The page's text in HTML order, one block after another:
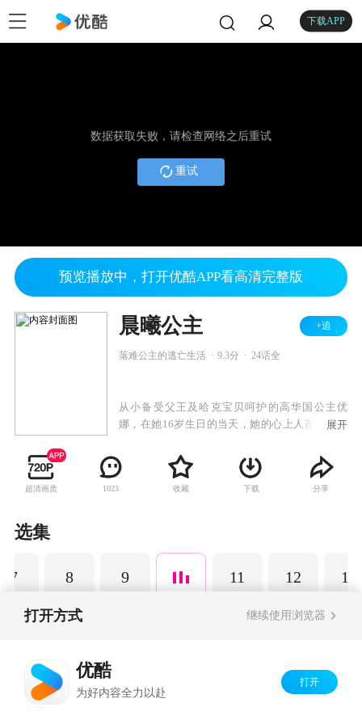
下载APP
数据获取失败，请检查网络之后重试
重试
预览播放中，打开优酷APP看高清完整版
晨曦公主 +追
落难公主的逃亡生活 9.3分 24话全
从小备受父王及哈克宝贝呵护的高华国公主优
娜，在她16岁生日的当天，她的心上人苏芳来到
允许她跟苏芳的交往，依旧对苏芳无法死心的优
娜决定向父王表明她的心意时，却意外地撞见父
亲被刺杀的惊人场面。不肯面对事实的优娜从此
展开
超清画质 1023 收藏 下载 分享
选集
7 8 9 11 12 13
打开方式 继续使用浏览器
优酷
为好内容全力以赴
打开